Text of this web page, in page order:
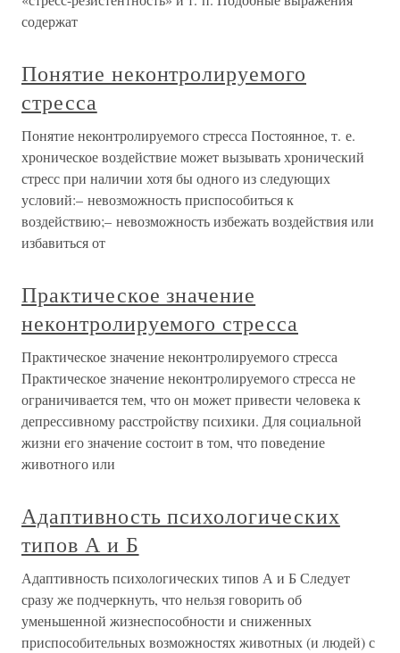
содержат
Понятие неконтролируемого
стресса
Понятие неконтролируемого стресса Постоянное, т. е.
хроническое воздействие может вызывать хронический
стресс при наличии хотя бы одного из следующих
условий:– невозможность приспособиться к
воздействию;– невозможность избежать воздействия или
избавиться от
Практическое значение
неконтролируемого стресса
Практическое значение неконтролируемого стресса
Практическое значение неконтролируемого стресса не
ограничивается тем, что он может привести человека к
депрессивному расстройству психики. Для социальной
жизни его значение состоит в том, что поведение
животного или
Адаптивность психологических
типов А и Б
Адаптивность психологических типов А и Б Следует
сразу же подчеркнуть, что нельзя говорить об
уменьшенной жизнеспособности и сниженных
приспособительных возможностях животных (и людей) с